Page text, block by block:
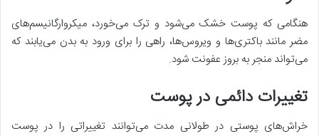
هنگامی که پوست خشک می‌شود و ترک می‌خورد، میکروارگانیسم‌های
مضر مانند باکتری‌ها و ویروس‌ها، راهی را برای ورود به بدن می‌یابند که
می‌تواند منجر به بروز عفونت شود.
تغییرات دائمی در پوست
خراش‌های پوستی در طولانی مدت می‌توانند تغییراتی را در پوست